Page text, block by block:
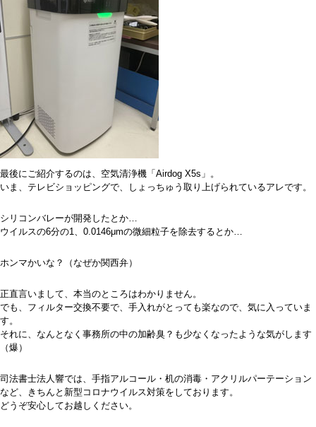
最後にご紹介するのは、空気清浄機「Airdog X5s」。
いま、テレビショッピングで、しょっちゅう取り上げられているアレです。
シリコンバレーが開発したとか…
ウイルスの6分の1、0.0146μmの微細粒子を除去するとか…
ホンマかいな？（なぜか関西弁）
正直言いまして、本当のところはわかりません。
でも、フィルター交換不要で、手入れがとっても楽なので、気に入っていま
す。
それに、なんとなく事務所の中の加齢臭？も少なくなったような気がします
（爆）
司法書士法人響では、手指アルコール・机の消毒・アクリルパーテーション
など、きちんと新型コロナウイルス対策をしております。
どうぞ安心してお越しください。